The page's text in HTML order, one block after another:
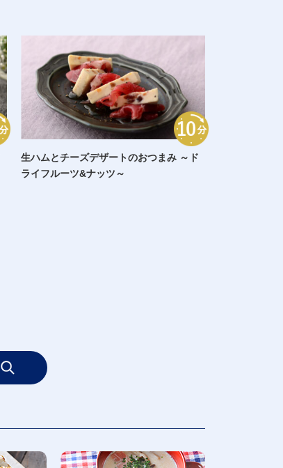
生ハムとチーズデザートのおつまみ ～ド
ライフルーツ&ナッツ～